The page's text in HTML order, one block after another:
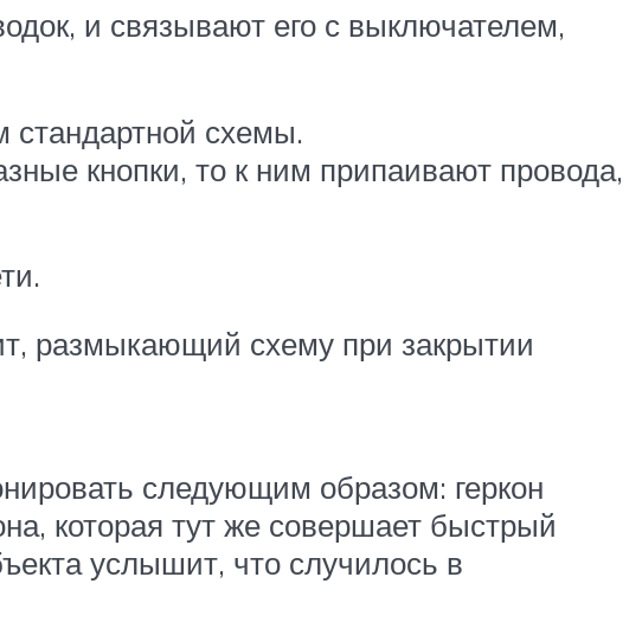
и связывают его с выключателем,
стандартной схемы.
кнопки, то к ним припаивают провода,
размыкающий схему при закрытии
следующим образом: геркон
которая тут же совершает быстрый
услышит, что случилось в